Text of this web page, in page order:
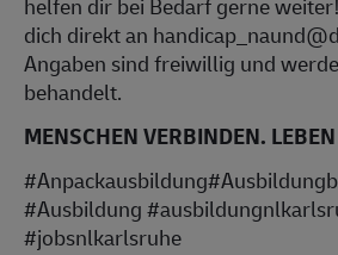
dich direkt an
Angaben sind freiwillig und
behandelt.
MENSCHEN VERBINDEN.
#Ausbildung
#jobsnlkarlsruhe